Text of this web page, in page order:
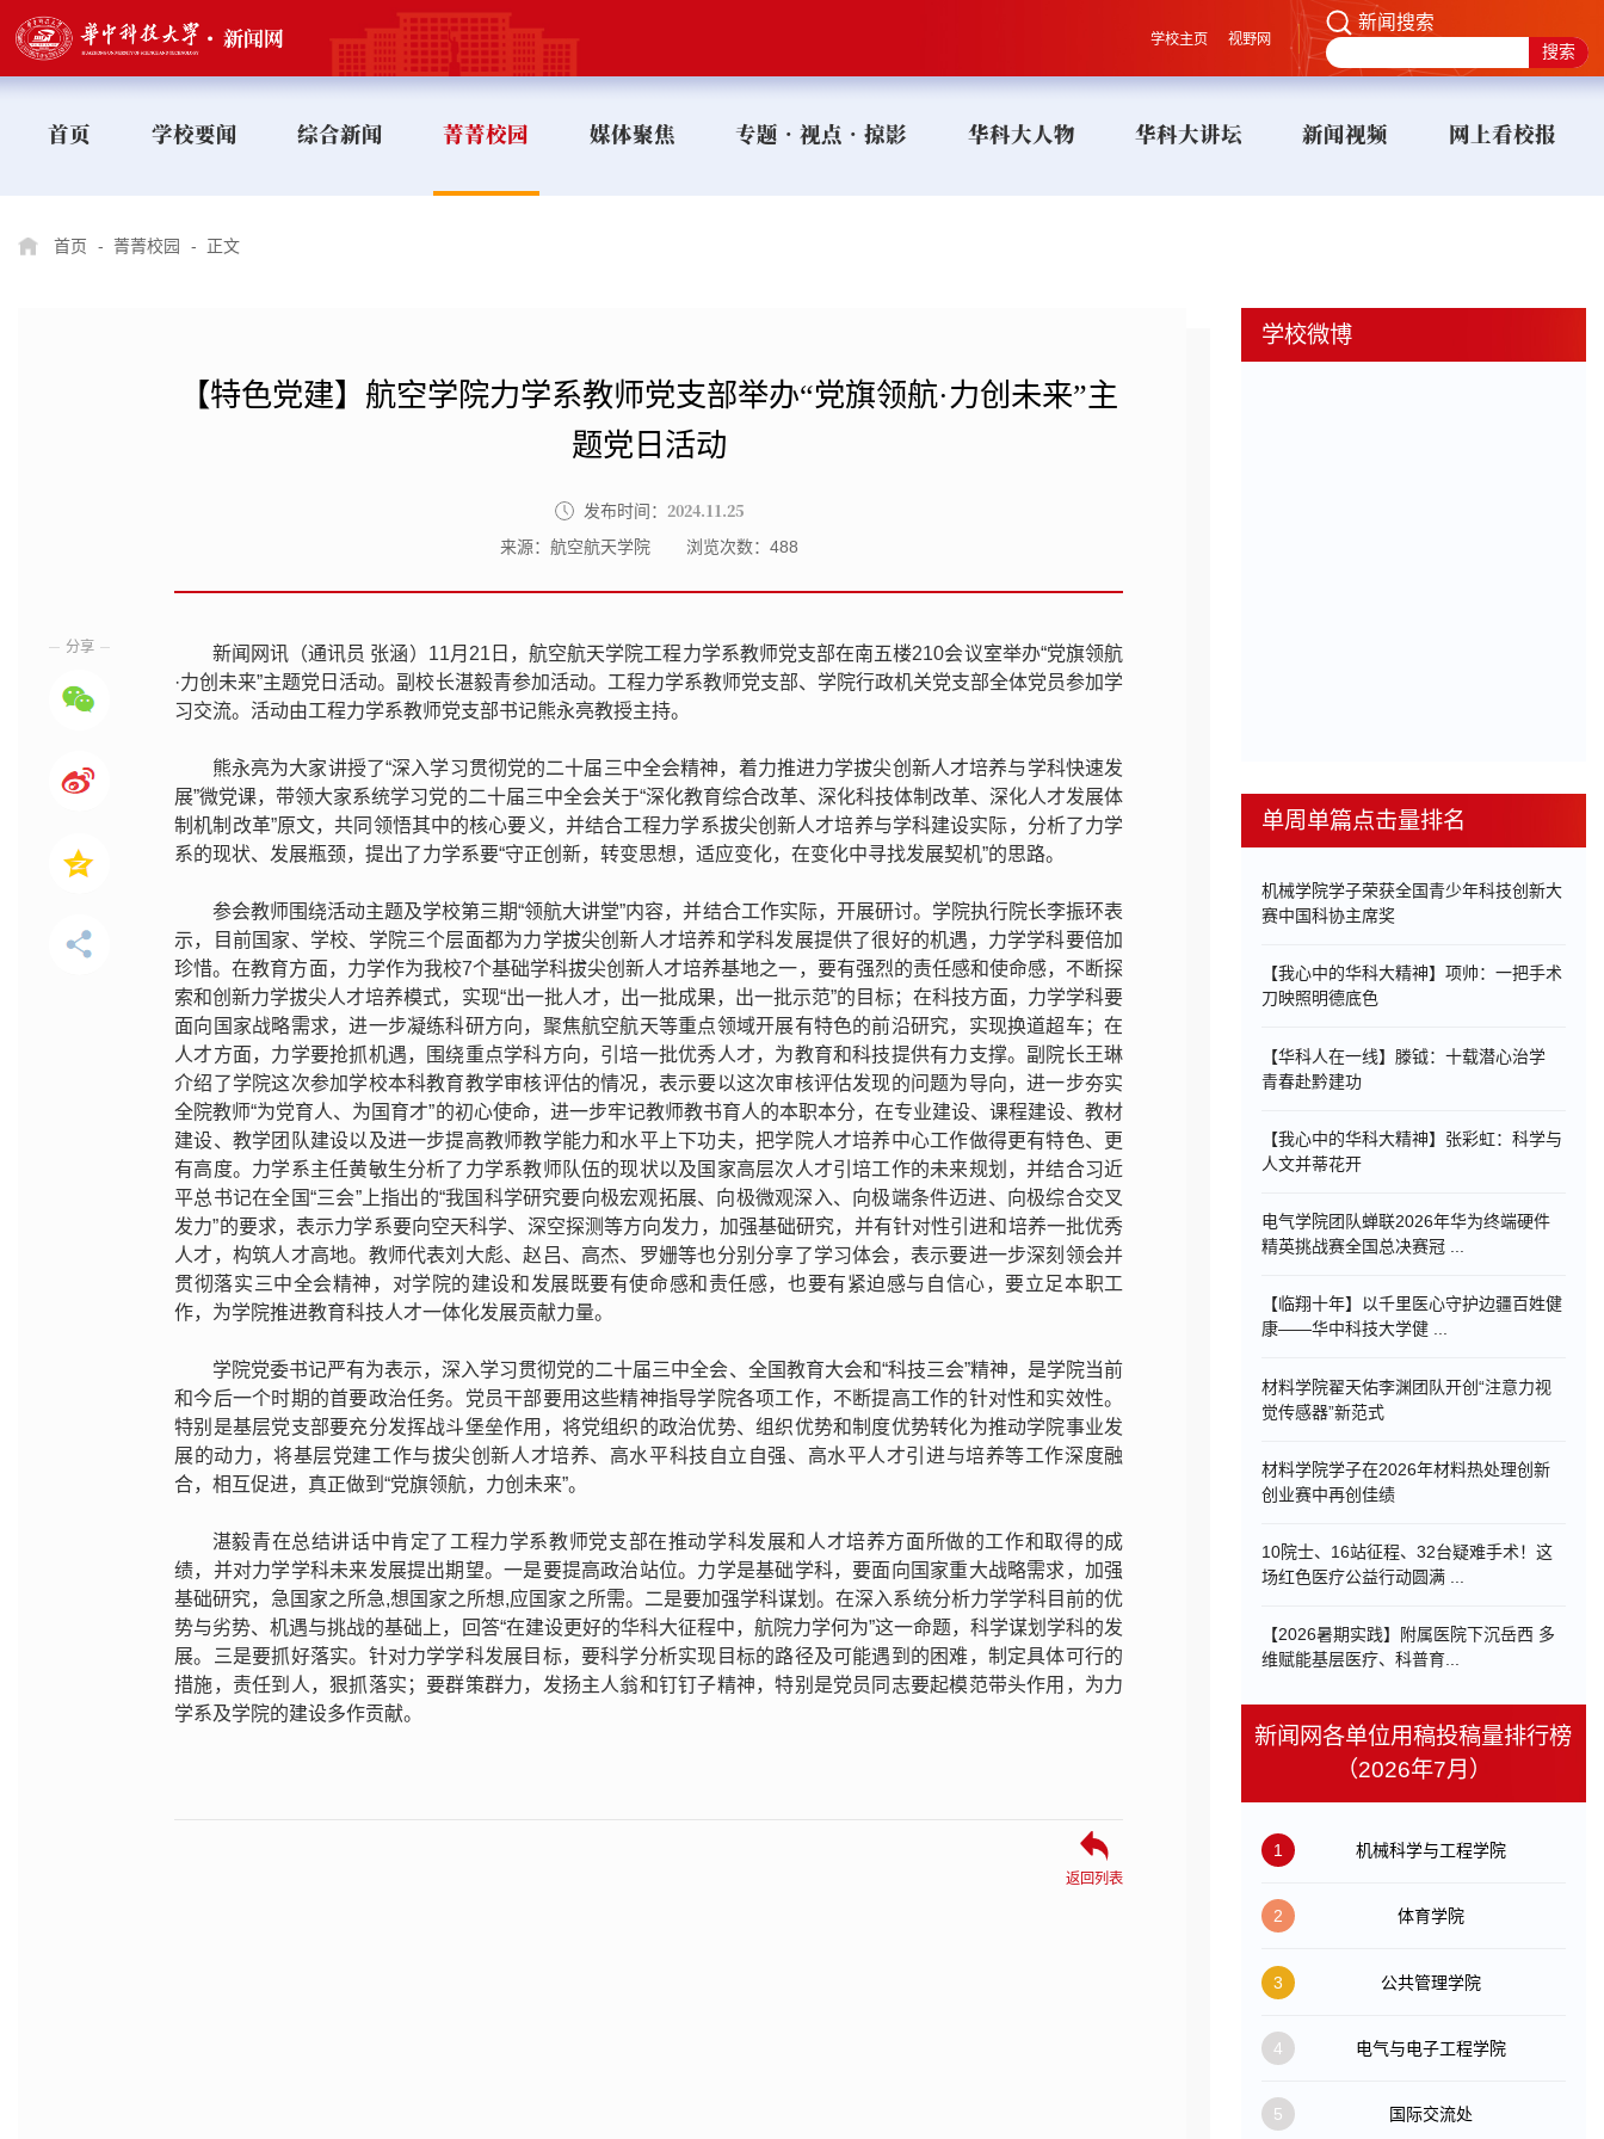
学校主页 视野网
新闻搜索
首页 学校要闻 综合新闻 菁菁校园 媒体聚焦 专题•视点•掠影 华科大人物 华科大讲坛 新闻视频 网上看校报
首页 - 菁菁校园 - 正文
【特色党建】航空学院力学系教师党支部举办“党旗领航·力创未来”主
题党日活动
发布时间： 2024.11.25
来源：航空航天学院 浏览次数： 488
新闻网讯（通讯员 张涵）11月21日，航空航天学院工程力学系教师党支部在南五楼210会议室举办“党旗领航
·力创未来”主题党日活动。副校长湛毅青参加活动。工程力学系教师党支部、学院行政机关党支部全体党员参加学
习交流。活动由工程力学系教师党支部书记熊永亮教授主持。
熊永亮为大家讲授了“深入学习贯彻党的二十届三中全会精神，着力推进力学拔尖创新人才培养与学科快速发
展”微党课，带领大家系统学习党的二十届三中全会关于“深化教育综合改革、深化科技体制改革、深化人才发展体
制机制改革”原文，共同领悟其中的核心要义，并结合工程力学系拔尖创新人才培养与学科建设实际，分析了力学
系的现状、发展瓶颈，提出了力学系要“守正创新，转变思想，适应变化，在变化中寻找发展契机”的思路。
参会教师围绕活动主题及学校第三期“领航大讲堂”内容，并结合工作实际，开展研讨。学院执行院长李振环表
示，目前国家、学校、学院三个层面都为力学拔尖创新人才培养和学科发展提供了很好的机遇，力学学科要倍加
珍惜。在教育方面，力学作为我校7个基础学科拔尖创新人才培养基地之一，要有强烈的责任感和使命感，不断探
索和创新力学拔尖人才培养模式，实现“出一批人才，出一批成果，出一批示范”的目标；在科技方面，力学学科要
面向国家战略需求，进一步凝练科研方向，聚焦航空航天等重点领域开展有特色的前沿研究，实现换道超车；在
人才方面，力学要抢抓机遇，围绕重点学科方向，引培一批优秀人才，为教育和科技提供有力支撑。副院长王琳
介绍了学院这次参加学校本科教育教学审核评估的情况，表示要以这次审核评估发现的问题为导向，进一步夯实
全院教师“为党育人、为国育才”的初心使命，进一步牢记教师教书育人的本职本分，在专业建设、课程建设、教材
建设、教学团队建设以及进一步提高教师教学能力和水平上下功夫，把学院人才培养中心工作做得更有特色、更
有高度。力学系主任黄敏生分析了力学系教师队伍的现状以及国家高层次人才引培工作的未来规划，并结合习近
平总书记在全国“三会”上指出的“我国科学研究要向极宏观拓展、向极微观深入、向极端条件迈进、向极综合交叉
发力”的要求，表示力学系要向空天科学、深空探测等方向发力，加强基础研究，并有针对性引进和培养一批优秀
人才，构筑人才高地。教师代表刘大彪、赵吕、高杰、罗姗等也分别分享了学习体会，表示要进一步深刻领会并
贯彻落实三中全会精神，对学院的建设和发展既要有使命感和责任感，也要有紧迫感与自信心，要立足本职工
作，为学院推进教育科技人才一体化发展贡献力量。
学院党委书记严有为表示，深入学习贯彻党的二十届三中全会、全国教育大会和“科技三会”精神，是学院当前
和今后一个时期的首要政治任务。党员干部要用这些精神指导学院各项工作，不断提高工作的针对性和实效性。
特别是基层党支部要充分发挥战斗堡垒作用，将党组织的政治优势、组织优势和制度优势转化为推动学院事业发
展的动力，将基层党建工作与拔尖创新人才培养、高水平科技自立自强、高水平人才引进与培养等工作深度融
合，相互促进，真正做到“党旗领航，力创未来”。
湛毅青在总结讲话中肯定了工程力学系教师党支部在推动学科发展和人才培养方面所做的工作和取得的成
绩，并对力学学科未来发展提出期望。一是要提高政治站位。力学是基础学科，要面向国家重大战略需求，加强
基础研究，急国家之所急,想国家之所想,应国家之所需。二是要加强学科谋划。在深入系统分析力学学科目前的优
势与劣势、机遇与挑战的基础上，回答“在建设更好的华科大征程中，航院力学何为”这一命题，科学谋划学科的发
展。三是要抓好落实。针对力学学科发展目标，要科学分析实现目标的路径及可能遇到的困难，制定具体可行的
措施，责任到人，狠抓落实；要群策群力，发扬主人翁和钉钉子精神，特别是党员同志要起模范带头作用，为力
学系及学院的建设多作贡献。
分享
返回列表
学校微博
单周单篇点击量排名
机械学院学子荣获全国青少年科技创新大
赛中国科协主席奖
【我心中的华科大精神】项帅：一把手术
刀映照明德底色
【华科人在一线】滕钺：十载潜心治学
青春赴黔建功
【我心中的华科大精神】张彩虹：科学与
人文并蒂花开
电气学院团队蝉联2026年华为终端硬件
精英挑战赛全国总决赛冠 ...
【临翔十年】以千里医心守护边疆百姓健
康——华中科技大学健 ...
材料学院翟天佑李渊团队开创“注意力视
觉传感器”新范式
材料学院学子在2026年材料热处理创新
创业赛中再创佳绩
10院士、16站征程、32台疑难手术！这
场红色医疗公益行动圆满 ...
【2026暑期实践】附属医院下沉岳西 多
维赋能基层医疗、科普育...
新闻网各单位用稿投稿量排行榜
（2026年7月）
1 机械科学与工程学院
2 体育学院
3 公共管理学院
4 电气与电子工程学院
5 国际交流处